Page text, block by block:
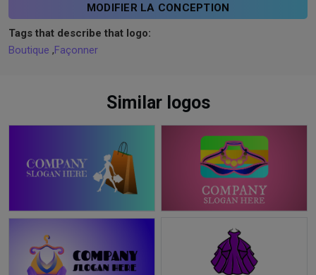
MODIFIER LA CONCEPTION
Tags that describe that logo:
Boutique ,Façonner
Similar logos